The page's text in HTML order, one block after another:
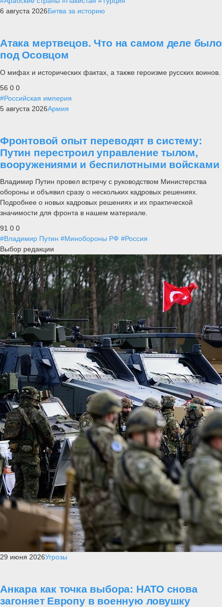
6 августа 2026Битва за историю
Атака мертвецов. Что на самом деле было
под Осовцом
О мифах и исторических фактах, а также героизме русских воинов.
56 0 0
#Российская империя
5 августа 2026Армия
Фронтовой опыт переводят в систему:
Путин перестроил управление тылом,
вооружениями и беспилотными войсками
Владимир Путин провел встречу с руководством Министерства
обороны и объявил сразу о нескольких кадровых решениях.
Подробнее о новых кадровых решениях и их практической
значимости для фронта в нашем материале.
91 0 0
#Владимир Путин #Минобороны РФ #Россия
Выбор редакции
29 июня 2026Угрозы
Анкара как точка выбора: НАТО снова
загоняет Европу в военную ловушку